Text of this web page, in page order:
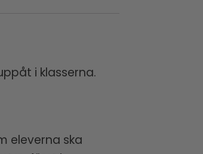
i klasserna.
eleverna ska